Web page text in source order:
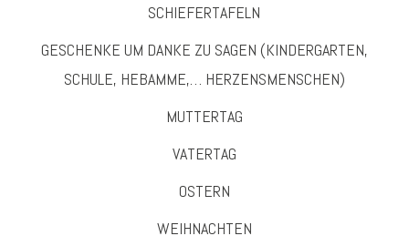
SCHIEFERTAFELN
GESCHENKE UM DANKE ZU SAGEN (KINDERGARTEN,
SCHULE, HEBAMME,… HERZENSMENSCHEN)
MUTTERTAG
VATERTAG
OSTERN
WEIHNACHTEN